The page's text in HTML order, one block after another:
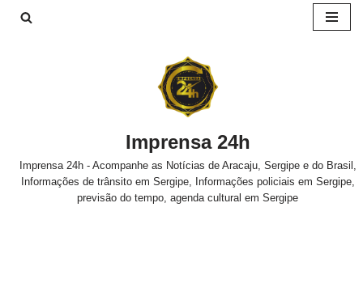
Imprensa 24h
Imprensa 24h - Acompanhe as Notícias de Aracaju, Sergipe e do Brasil,
Informações de trânsito em Sergipe, Informações policiais em Sergipe,
previsão do tempo, agenda cultural em Sergipe